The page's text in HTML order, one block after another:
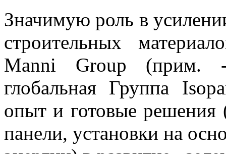
Значимую роль в
строительных
Manni Group (прим. -
глобальная Группа
опыт и готовые решения
панели, установки на